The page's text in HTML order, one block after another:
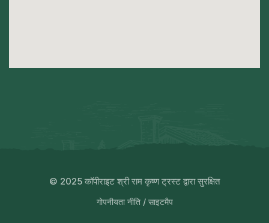
© 2025 कॉपीराइट श्री राम कृष्ण ट्रस्ट द्वारा सुरक्षित
गोपनीयता नीति / साइटमैप